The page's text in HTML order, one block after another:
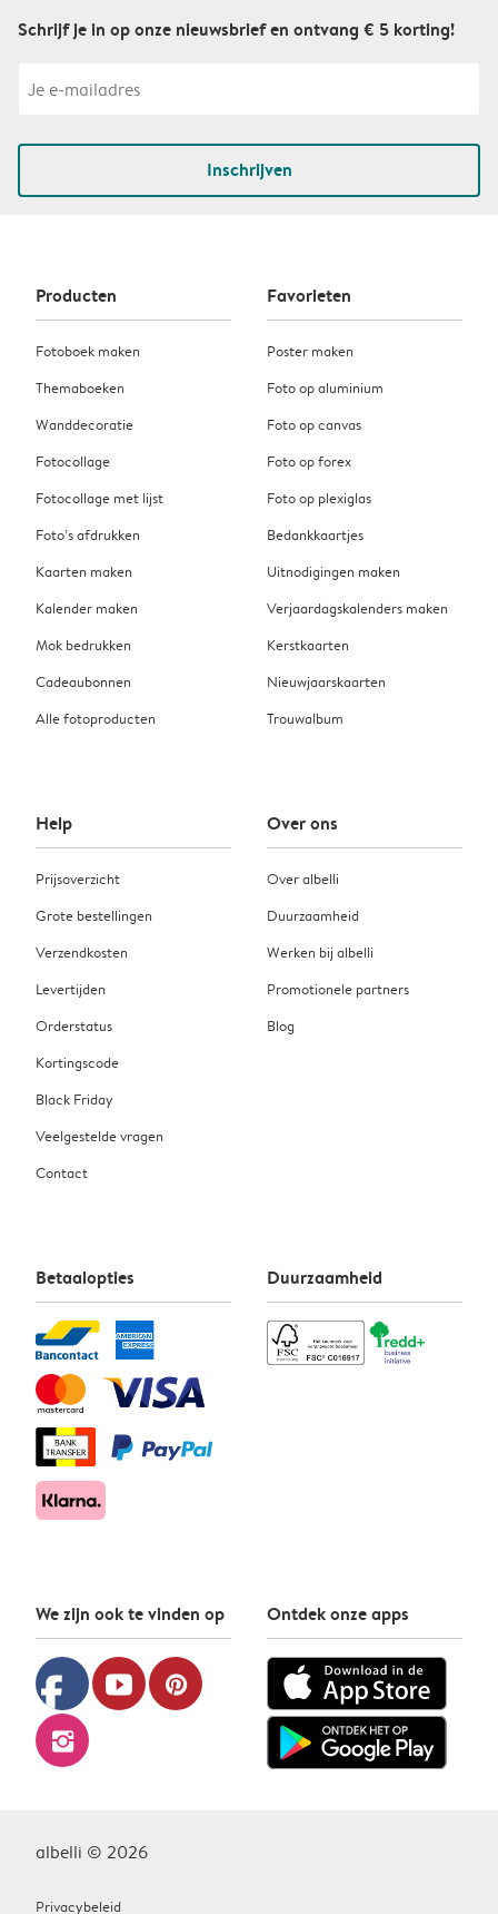
Schrijf je in op onze nieuwsbrief en ontvang € 5 korting!
Inschrijven
Producten
Fotoboek maken
Themaboeken
Wanddecoratie
Fotocollage
Fotocollage met lijst
Foto’s afdrukken
Kaarten maken
Kalender maken
Mok bedrukken
Cadeaubonnen
Alle fotoproducten
Favorieten
Poster maken
Foto op aluminium
Foto op canvas
Foto op forex
Foto op plexiglas
Bedankkaartjes
Uitnodigingen maken
Verjaardagskalenders maken
Kerstkaarten
Nieuwjaarskaarten
Trouwalbum
Help
Prijsoverzicht
Grote bestellingen
Verzendkosten
Levertijden
Orderstatus
Kortingscode
Black Friday
Veelgestelde vragen
Contact
Over ons
Over albelli
Duurzaamheid
Werken bij albelli
Promotionele partners
Blog
Betaalopties Duurzaamheid
We zijn ook te vinden op
facebook youtube pinterest
instagram
Ontdek onze apps
albelli © 2026
Privacybeleid